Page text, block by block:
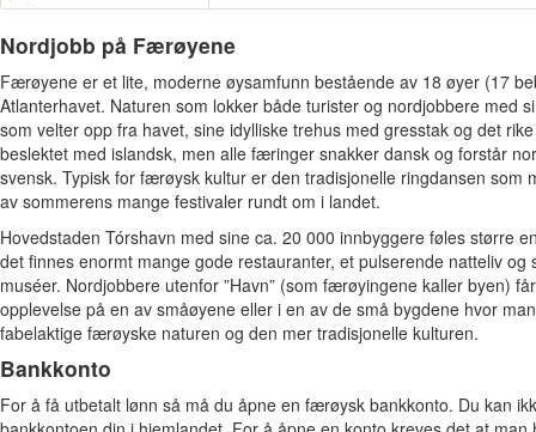
Nordjobb på Færøyene
Færøyene er et lite, moderne øysamfunn bestående av 18 øyer (17
Atlanterhavet. Naturen som lokker både turister og nordjobbere med
som velter opp fra havet, sine idylliske trehus med gresstak og det
beslektet med islandsk, men alle færinger snakker dansk og forstår
svensk. Typisk for færøysk kultur er den tradisjonelle ringdansen som
av sommerens mange festivaler rundt om i landet.
Hovedstaden Tórshavn med sine ca. 20 000 innbyggere føles større
det finnes enormt mange gode restauranter, et pulserende natteliv og
muséer. Nordjobbere utenfor ”Havn” (som færøyingene kaller byen)
opplevelse på en av småøyene eller i en av de små bygdene hvor
fabelaktige færøyske naturen og den mer tradisjonelle kulturen.
Bankkonto
For å få utbetalt lønn så må du åpne en færøysk bankkonto. Du kan